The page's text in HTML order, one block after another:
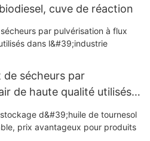
cuve de réaction
sécheurs par
de haute qualité utilisés